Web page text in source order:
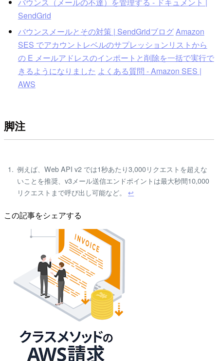
SendGrid
バウンスメールとその対策 | SendGridブログAmazon
SES でアカウントレベルのサプレッションリストから
の E メールアドレスのインポートと削除を一括で実行で
きるようになりました よくある質問 - Amazon SES |
AWS
脚注
例えば、Web API v2 では1秒あたり3,000リクエストを超えな
いことを推奨、v3メール送信エンドポイントは最大秒間10,000
リクエストまで呼び出し可能など。↩
この記事をシェアする